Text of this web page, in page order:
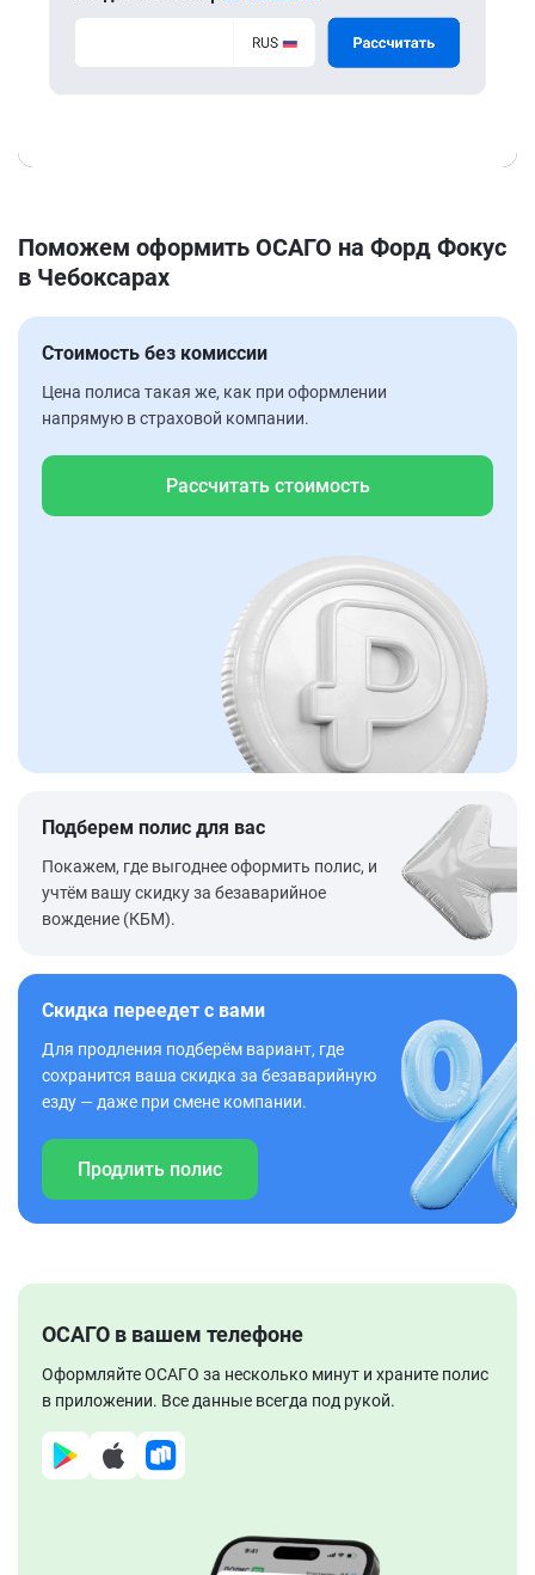
Поможем оформить ОСАГО на Форд Фокус
в Чебоксарах
Стоимость без комиссии
Цена полиса такая же, как при оформлении
напрямую в страховой компании.
Рассчитать стоимость
Подберем полис для вас
Покажем, где выгоднее оформить полис, и
учтём вашу скидку за безаварийное
вождение (КБМ).
Скидка переедет с вами
Для продления подберём вариант, где
сохранится ваша скидка за безаварийную
езду — даже при смене компании.
Продлить полис
ОСАГО в вашем телефоне
Оформляйте ОСАГО за несколько минут и храните полис
в приложении. Все данные всегда под рукой.